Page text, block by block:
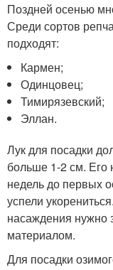
Поздней осенью
Среди сортов
подходят:
Кармен;
Одинцовец;
Тимирязевский;
Эллан.
Лук для посадки
больше 1-2 см. Его
недель до первых
успели
насаждения нужно
материалом.
Для посадки